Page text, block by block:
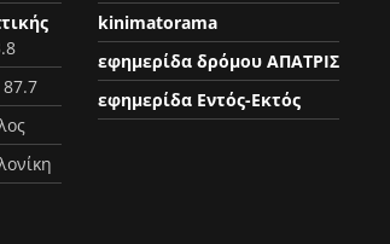
87.7
kinimatorama
εφημερίδα δρόμου ΑΠΑΤΡΙΣ
εφημερίδα Εντός-Εκτός